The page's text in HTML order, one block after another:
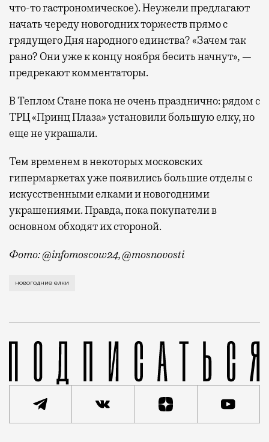
что-то гастрономическое). Неужели предлагают
начать череду новогодних торжеств прямо с
грядущего Дня народного единства? «Зачем так
рано? Они уже к концу ноября бесить начнут», —
предрекают комментаторы.
В Теплом Стане пока не очень празднично: рядом с
ТРЦ «Принц Плаза» установили большую елку, но
еще не украшали.
Тем временем в некоторых московских
гипермаркетах уже появились большие отделы с
искусственными елками и новогодними
украшениями. Правда, пока покупатели в
основном обходят их стороной.
Фото: @infomoscow24, @mosnovosti
Первые уличные новогодние елки замечены на
новогодние елки